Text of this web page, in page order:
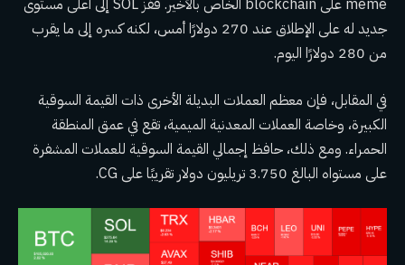
meme على blockchain الخاص بالأخير. قفز SOL إلى أعلى مستوى
جديد له على الإطلاق عند 270 دولارًا أمس، لكنه كسره إلى ما يقرب
من 280 دولارًا اليوم.
في المقابل، فإن معظم العملات البديلة الأخرى ذات القيمة السوقية
الكبيرة، وخاصة العملات المعدنية الميمية، تقع في عمق المنطقة
الحمراء. ومع ذلك، حافظ إجمالي القيمة السوقية للعملات المشفرة
على مستواه البالغ 3.750 تريليون دولار تقريبًا على CG.